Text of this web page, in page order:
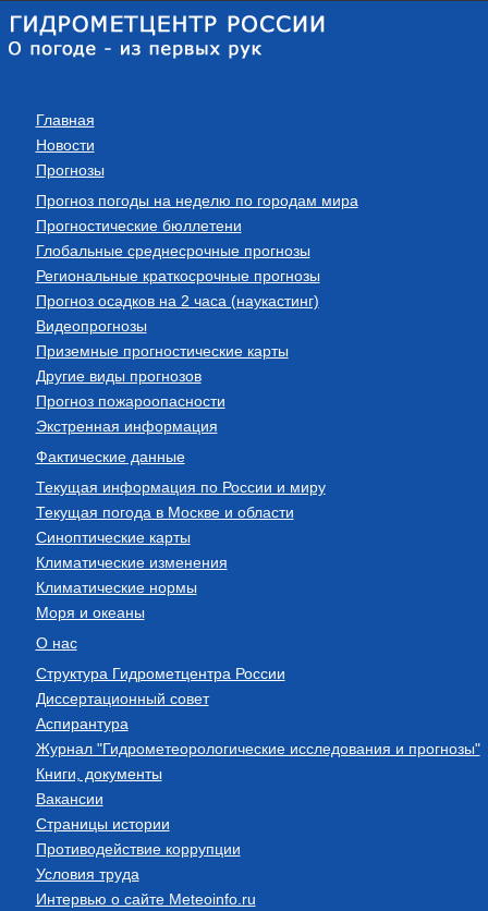
Главная
Новости
Прогнозы
Прогноз погоды на неделю по городам мира
Прогностические бюллетени
Глобальные среднесрочные прогнозы
Региональные краткосрочные прогнозы
Прогноз осадков на 2 часа (наукастинг)
Видеопрогнозы
Приземные прогностические карты
Другие виды прогнозов
Прогноз пожароопасности
Экстренная информация
Фактические данные
Текущая информация по России и миру
Текущая погода в Москве и области
Синоптические карты
Климатические изменения
Климатические нормы
Моря и океаны
О нас
Структура Гидрометцентра России
Диссертационный совет
Аспирантура
Журнал "Гидрометеорологические исследования и прогнозы"
Книги, документы
Вакансии
Страницы истории
Противодействие коррупции
Условия труда
Интервью о сайте Meteoinfo.ru